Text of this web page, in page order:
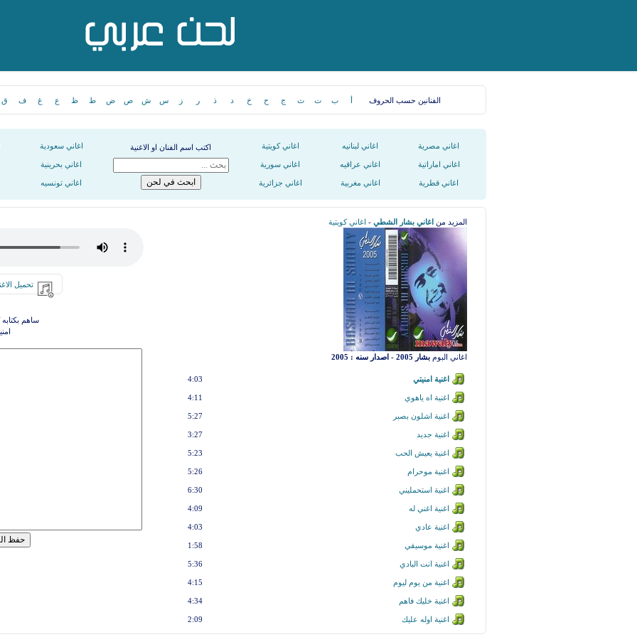
الفنانين حسب الحروف أ ب ت ث ج ح خ د ذ ر ز س ش ص ض ط ظ ع غ ف ق
اغاني مصرية اغاني لبنانيه اغاني كويتية اكتب اسم الفنان او الاغنية اغاني سعودية
اغاني اماراتية اغاني عراقيه اغاني سورية اغاني بحرينية
اغاني قطرية اغاني مغربية اغاني جزائرية اغاني تونسيه
المزيد من اغاني بشار الشطي - اغاني كويتية
اغاني البوم بشار 2005 - اصدار سنه : 2005
اغنية امنيتي 4:03
اغنية اه ياهوي 4:11
اغنية اشلون بصبر 5:27
اغنية جديد 3:27
اغنية يعيش الحب 5:23
اغنية موحرام 5:26
اغنية استحمليني 6:30
اغنية اغني له 4:09
اغنية عادي 4:03
اغنية موسيقي 1:58
اغنية انت البادي 5:36
اغنية من يوم ليوم 4:15
اغنية خليك فاهم 4:34
اغنية اوله عليك 2:09
تحميل
ساهم بكتابه